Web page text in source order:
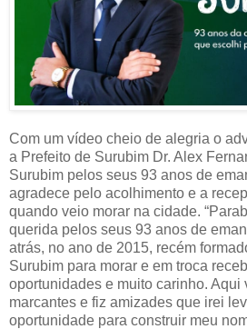
Com um vídeo cheio de alegria o
a Prefeito de Surubim Dr. Alex
Surubim pelos seus 93 anos de
agradece pelo acolhimento e a
quando veio morar na cidade.
querida pelos seus 93 anos de
atrás, no ano de 2015, recém
Surubim para morar e em troca
oportunidades e muito carinho. Aqui
marcantes e fiz amizades que irei
oportunidade para construir meu